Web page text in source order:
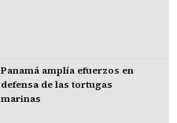
Panamá amplía efuerzos en
defensa de las tortugas
marinas